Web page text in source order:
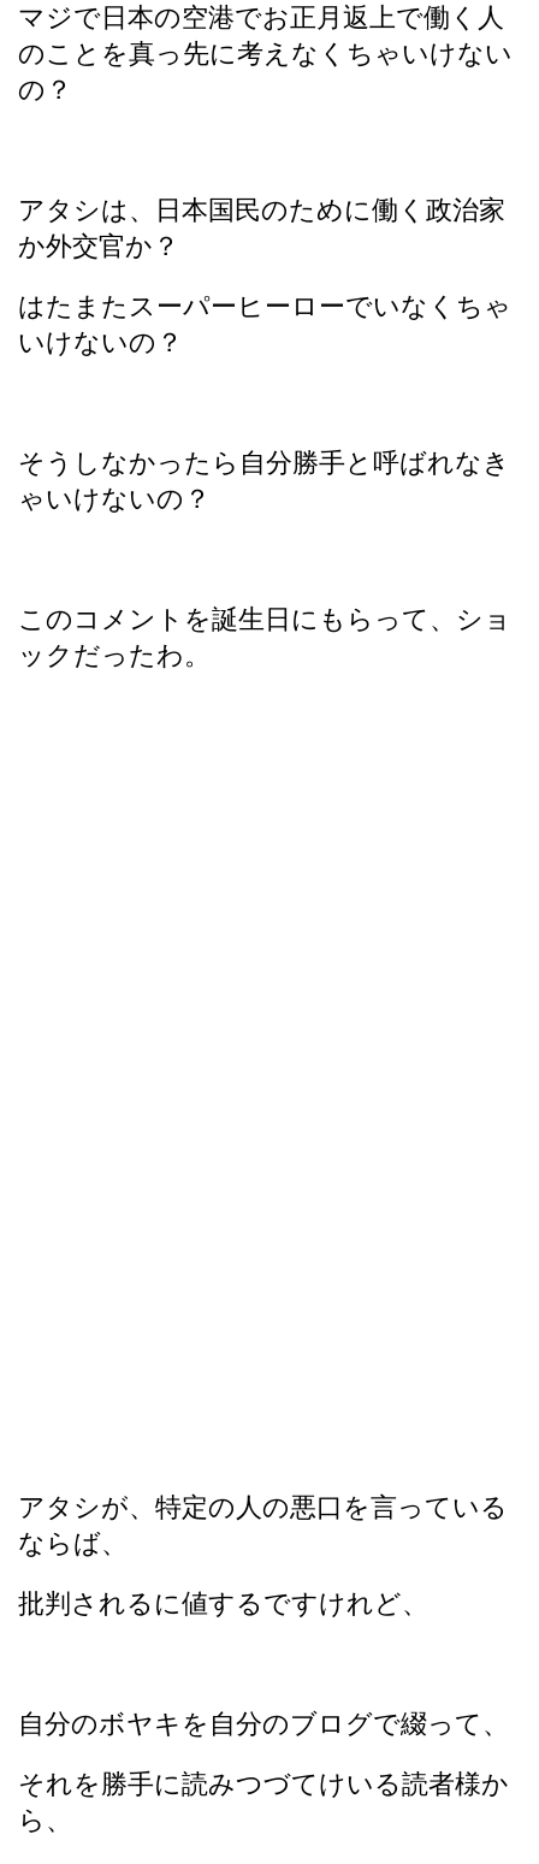
マジで日本の空港でお正月返上で働く人
のことを真っ先に考えなくちゃいけない
の？
アタシは、日本国民のために働く政治家
か外交官か？
はたまたスーパーヒーローでいなくちゃ
いけないの？
そうしなかったら自分勝手と呼ばれなき
ゃいけないの？
このコメントを誕生日にもらって、ショ
ックだったわ。
アタシが、特定の人の悪口を言っている
ならば、
批判されるに値するですけれど、
自分のボヤキを自分のブログで綴って、
それを勝手に読みつづてけいる読者様か
ら、